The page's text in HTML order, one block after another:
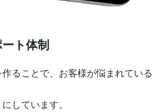
ト体制
ることで、お客様が悩まれている
しています。